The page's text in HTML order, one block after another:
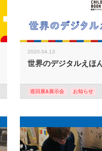
2020.04.13
世界のデジタルえほ
巡回展&展示会 お知らせ